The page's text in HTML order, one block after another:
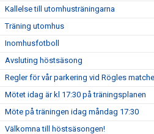
Kallelse till utomhusträningarna
Träning utomhus
Inomhusfotboll
Avsluting höstsäsong
Regler för vår parkering vid Rögles
Mötet idag är kl 17:30 på träningsplanen
Möte på träningen idag måndag 17:30
Välkomna till höstsäsongen!